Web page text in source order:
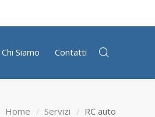
Chi Siamo Contatti
Home Servizi RC auto